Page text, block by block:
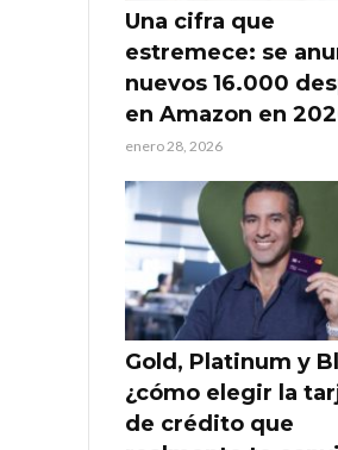
Una cifra que
estremece: se
nuevos 16.000
en Amazon en
enero 28, 2026
Gold, Platinum y
¿cómo elegir la
de crédito que